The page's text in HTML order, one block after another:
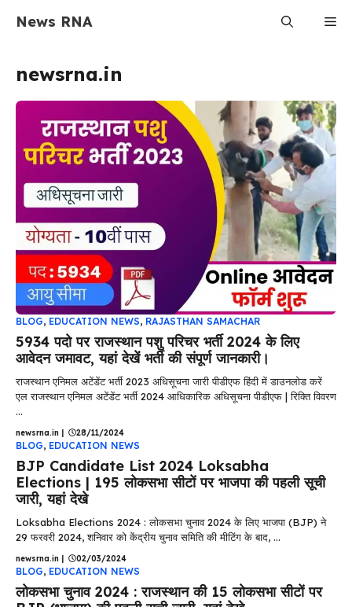
News RNA
newsrna.in
BLOG, EDUCATION NEWS, RAJASTHAN SAMACHAR
5934 पदो पर राजस्थान पशु परिचर भर्ती 2024 के लिए
आवेदन जमावट, यहां देखें भर्ती की संपूर्ण जानकारी।
राजस्थान एनिमल अटेंडेंट भर्ती 2023 अधिसूचना जारी पीडीएफ हिंदी में डाउनलोड करें
एल राजस्थान एनिमल अटेंडेंट भर्ती 2024 आधिकारिक अधिसूचना पीडीएफ | रिक्ति विवरण
...
newsrna.in | 28/11/2024
BLOG, EDUCATION NEWS
BJP Candidate List 2024 Loksabha
Elections | 195 लोकसभा सीटों पर भाजपा की पहली सूची
जारी, यहां देखे
Loksabha Elections 2024 : लोकसभा चुनाव 2024 के लिए भाजपा (BJP) ने
29 फरवरी 2024, शनिवार को केंद्रीय चुनाव समिति की मीटिंग के बाद, ...
newsrna.in | 02/03/2024
BLOG, EDUCATION NEWS
लोकसभा चुनाव 2024 : राजस्थान की 15 लोकसभा सीटों पर